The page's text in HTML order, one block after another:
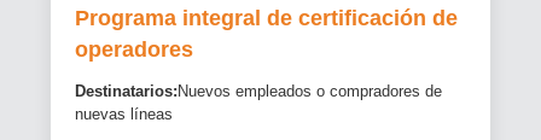
Programa integral de certificación de
operadores
Destinatarios: Nuevos empleados o compradores de
nuevas líneas